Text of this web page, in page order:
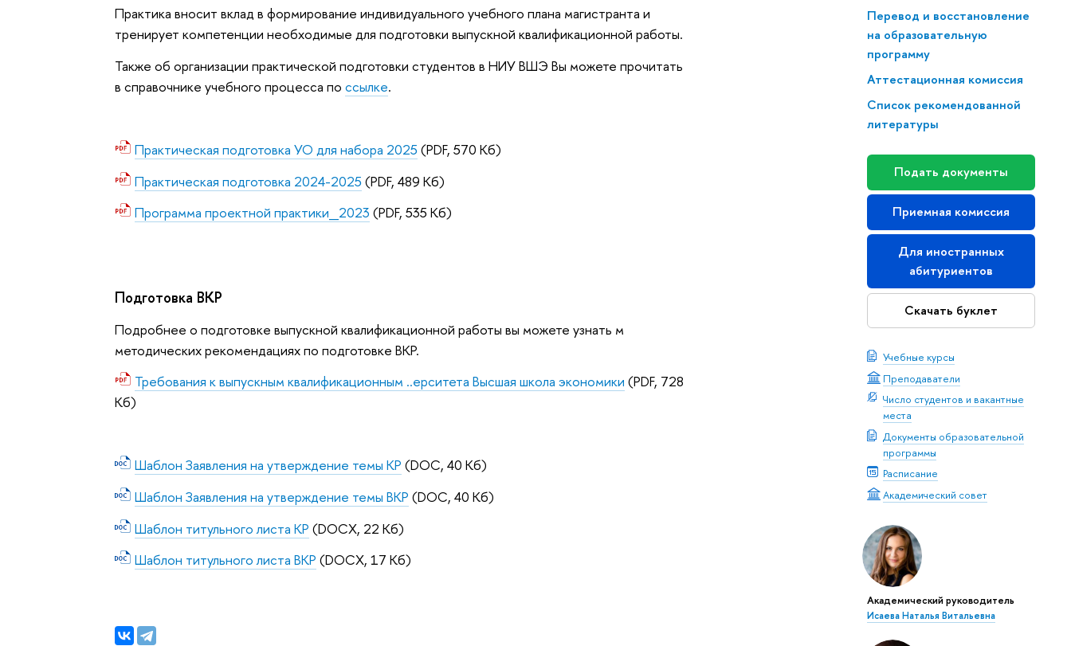
Перевод и восстановление
на образовательную
программу
Аттестационная комиссия
Список рекомендованной
литературы
Подать документы
Приемная комиссия
Для иностранных
абитуриентов
Скачать буклет
Учебные курсы
Преподаватели
Число студентов и вакантные
места
Документы образовательной
программы
Расписание
Академический совет
Академический руководитель
Исаева Наталья Витальевна
Практика вносит вклад в формирование индивидуального учебного плана магистранта и
тренирует компетенции необходимые для подготовки выпускной квалификационной работы.
Также об организации практической подготовки студентов в НИУ ВШЭ Вы можете прочитать
в справочнике учебного процесса поссылке.
Практическая подготовка УО для набора 2025 (PDF, 570 Кб)
Практическая подготовка 2024-2025 (PDF, 489 Кб)
Программа проектной практики_2023 (PDF, 535 Кб)
Подготовка ВКР
Подробнее о подготовке выпускной квалификационной работы вы можете узнать м
методических рекомендациях по подготовке ВКР.
Требования к выпускным квалификационным ..ерситета Высшая школа экономики (PDF, 728
Кб)
Шаблон Заявления на утверждение темы КР (DOC, 40 Кб)
Шаблон Заявления на утверждение темы ВКР (DOC, 40 Кб)
Шаблон титульного листа КР (DOCX, 22 Кб)
Шаблон титульного листа ВКР (DOCX, 17 Кб)